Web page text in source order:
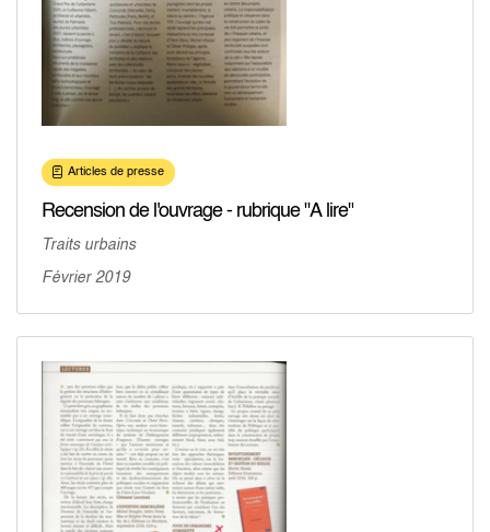
Articles de presse
Recension de l'ouvrage - rubrique "A lire"
Traits urbains
Février 2019